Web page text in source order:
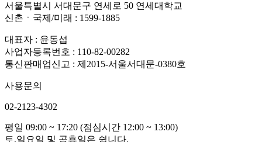
서울특별시 서대문구 연세로 50 연세대학교
신촌ㆍ국제/미래 : 1599-1885
대표자 : 윤동섭
사업자등록번호 : 110-82-00282
통신판매업신고 : 제2015-서울서대문-0380호
사용문의
02-2123-4302
평일 09:00 ~ 17:20 (점심시간 12:00 ~ 13:00)
토,일요일 및 공휴일은 쉽니다.